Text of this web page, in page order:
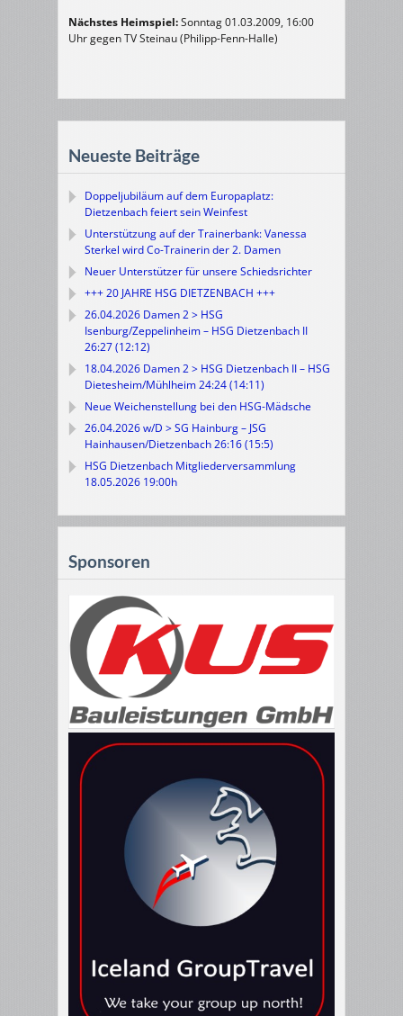
Nächstes Heimspiel:Sonntag 01.03.2009, 16:00
Uhr gegen TV Steinau (Philipp-Fenn-Halle)
Neueste Beiträge
Doppeljubiläum auf dem Europaplatz:
Dietzenbach feiert sein Weinfest
Unterstützung auf der Trainerbank: Vanessa
Sterkel wird Co-Trainerin der 2. Damen
Neuer Unterstützer für unsere Schiedsrichter
+++ 20 JAHRE HSG DIETZENBACH +++
26.04.2026 Damen 2 > HSG
Isenburg/Zeppelinheim – HSG Dietzenbach II
26:27 (12:12)
18.04.2026 Damen 2 > HSG Dietzenbach II – HSG
Dietesheim/Mühlheim 24:24 (14:11)
Neue Weichenstellung bei den HSG-Mädsche
26.04.2026 w/D > SG Hainburg – JSG
Hainhausen/Dietzenbach 26:16 (15:5)
HSG Dietzenbach Mitgliederversammlung
18.05.2026 19:00h
Sponsoren